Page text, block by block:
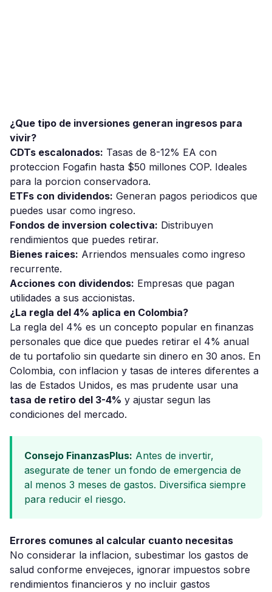
¿Que tipo de inversiones generan ingresos para
vivir?
CDTs escalonados: Tasas de 8-12% EA con
proteccion Fogafin hasta $50 millones COP. Ideales
para la porcion conservadora.
ETFs con dividendos: Generan pagos periodicos que
puedes usar como ingreso.
Fondos de inversion colectiva: Distribuyen
rendimientos que puedes retirar.
Bienes raices: Arriendos mensuales como ingreso
recurrente.
Acciones con dividendos: Empresas que pagan
utilidades a sus accionistas.
¿La regla del 4% aplica en Colombia?
La regla del 4% es un concepto popular en finanzas
personales que dice que puedes retirar el 4% anual
de tu portafolio sin quedarte sin dinero en 30 anos. En
Colombia, con inflacion y tasas de interes diferentes a
las de Estados Unidos, es mas prudente usar una
tasa de retiro del 3-4% y ajustar segun las
condiciones del mercado.
Consejo FinanzasPlus: Antes de invertir,
asegurate de tener un fondo de emergencia de
al menos 3 meses de gastos. Diversifica siempre
para reducir el riesgo.
Errores comunes al calcular cuanto necesitas
No considerar la inflacion, subestimar los gastos de
salud conforme envejeces, ignorar impuestos sobre
rendimientos financieros y no incluir gastos